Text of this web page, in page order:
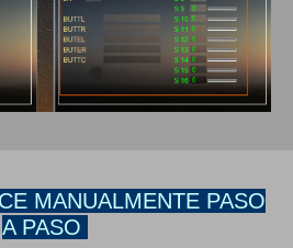
MANUALMENTE PASO
A PASO